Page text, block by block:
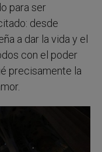
para ser
desde
a dar la vida y el
con el poder
precisamente la